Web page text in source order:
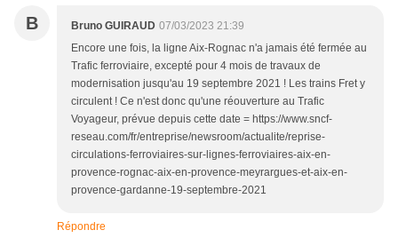
B Bruno GUIRAUD 07/03/2023 21:39
Encore une fois, la ligne Aix-Rognac n'a jamais été fermée au
Trafic ferroviaire, excepté pour 4 mois de travaux de
modernisation jusqu'au 19 septembre 2021 ! Les trains Fret y
circulent ! Ce n'est donc qu'une réouverture au Trafic
Voyageur, prévue depuis cette date = https://www.sncf-
reseau.com/fr/entreprise/newsroom/actualite/reprise-
circulations-ferroviaires-sur-lignes-ferroviaires-aix-en-
provence-rognac-aix-en-provence-meyrargues-et-aix-en-
provence-gardanne-19-septembre-2021
Répondre